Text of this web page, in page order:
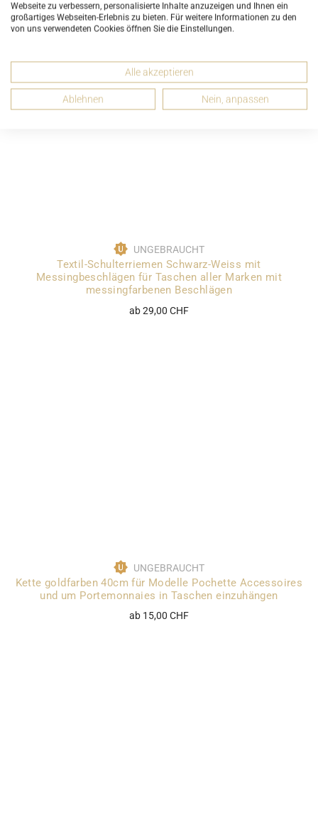
UNGEBRAUCHT
Textil-Schulterriemen Schwarz-Weiss mit
Messingbeschlägen für Taschen aller Marken mit
messingfarbenen Beschlägen
ab 29,00 CHF
UNGEBRAUCHT
Kette goldfarben 40cm für Modelle Pochette Accessoires
und um Portemonnaies in Taschen einzuhängen
ab 15,00 CHF
Webseite zu verbessern, personalisierte Inhalte anzuzeigen und Ihnen ein
großartiges Webseiten-Erlebnis zu bieten. Für weitere Informationen zu den
von uns verwendeten Cookies öffnen Sie die Einstellungen.
Alle akzeptieren
Ablehnen Nein, anpassen